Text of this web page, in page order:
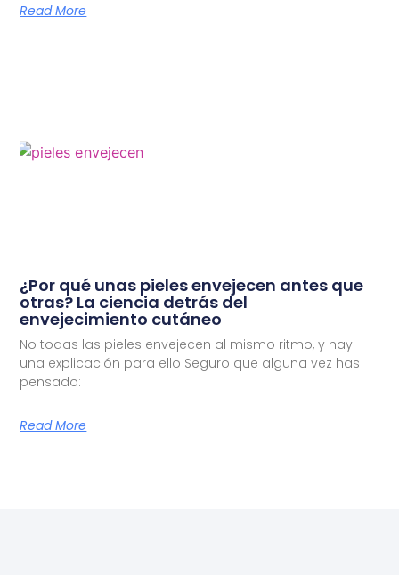
Read More
¿Por qué unas pieles envejecen antes que
otras? La ciencia detrás del
envejecimiento cutáneo
No todas las pieles envejecen al mismo ritmo, y hay
una explicación para ello Seguro que alguna vez has
pensado:
Read More